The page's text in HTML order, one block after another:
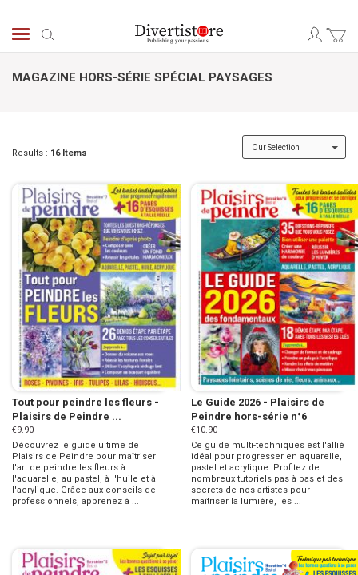
MAGAZINE HORS-SÉRIE SPÉCIAL PAYSAGES
Results : 16Items
Tout pour peindre les fleurs -
Plaisirs de Peindre ...
€9.90
Découvrez le guide ultime de
Plaisirs de Peindre pour maîtriser
l'art de peindre les fleurs à
l'aquarelle, au pastel, à l'huile et à
l'acrylique. Grâce aux conseils de
professionnels, apprenez à ...
Le Guide 2026 - Plaisirs de
Peindre hors-série n°6
€10.90
Ce guide multi-techniques est l'allié
idéal pour progresser en aquarelle,
pastel et acrylique. Profitez de
nombreux tutoriels pas à pas et des
secrets de nos artistes pour
maîtriser la lumière, les ...